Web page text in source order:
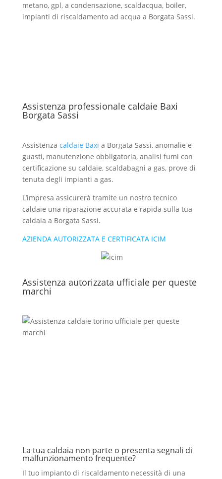
metano, gpl, a condensazione, scaldacqua, boiler,
impianti di riscaldamento ad acqua a Borgata Sassi.
Assistenza professionale caldaie Baxi
Borgata Sassi
Assistenza caldaie Baxi a Borgata Sassi, anomalie e
guasti, manutenzione obbligatoria, analisi fumi con
certificazione su caldaie, scaldabagni a gas, prove di
tenuta degli impianti a gas.
L’impresa assicurerà tramite un nostro tecnico
caldaie una riparazione accurata e rapida sulla tua
caldaia a Borgata Sassi.
AZIENDA AUTORIZZATA E CERTIFICATA ICIM
Assistenza autorizzata ufficiale per queste
marchi
La tua caldaia non parte o presenta segnali di
malfunzionamento frequente?
Il tuo impianto di riscaldamento necessità di una